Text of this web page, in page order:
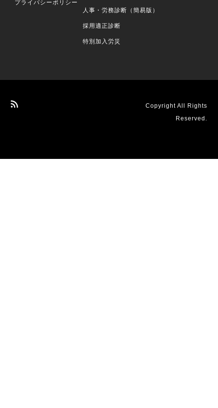
プライバシーポリシー
人事・労務診断（簡易版）
採用適正診断
特別加入労災
Copyright All Rights
Reserved.